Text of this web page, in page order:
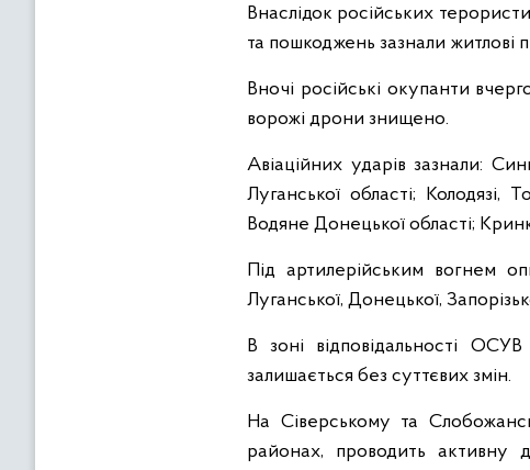
Внаслідок російських
та пошкоджень зазнали житлові
Вночі російські окупанти
ворожі дрони знищено.
Авіаційних ударів зазнали:
Луганської області; Колодязі,
Водяне Донецької області;
Під артилерійським вогнем
Луганської, Донецької,
В зоні відповідальності
залишається без суттєвих змін.
На Сіверському та
районах, проводить активну